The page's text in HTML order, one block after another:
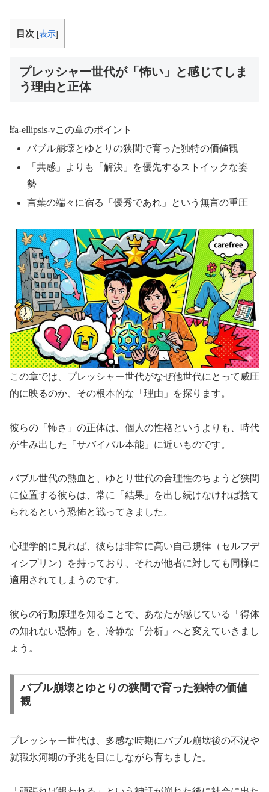
目次 [表示]
プレッシャー世代が「怖い」と感じてしま
う理由と正体
fa-ellipsis-vこの章のポイント
バブル崩壊とゆとりの狭間で育った独特の価値観
「共感」よりも「解決」を優先するストイックな姿
勢
言葉の端々に宿る「優秀であれ」という無言の重圧
この章では、プレッシャー世代がなぜ他世代にとって威圧
的に映るのか、その根本的な「理由」を探ります。
彼らの「怖さ」の正体は、個人の性格というよりも、時代
が生み出した「サバイバル本能」に近いものです。
バブル世代の熱血と、ゆとり世代の合理性のちょうど狭間
に位置する彼らは、常に「結果」を出し続けなければ捨て
られるという恐怖と戦ってきました。
心理学的に見れば、彼らは非常に高い自己規律（セルフデ
ィシプリン）を持っており、それが他者に対しても同様に
適用されてしまうのです。
彼らの行動原理を知ることで、あなたが感じている「得体
の知れない恐怖」を、冷静な「分析」へと変えていきまし
ょう。
バブル崩壊とゆとりの狭間で育った独特の価値
観
プレッシャー世代は、多感な時期にバブル崩壊後の不況や
就職氷河期の予兆を目にしながら育ちました。